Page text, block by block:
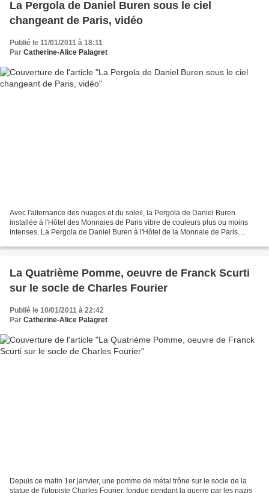
La Pergola de Daniel Buren sous le ciel
changeant de Paris, vidéo
Publié le 11/01/2011 à 18:11
Par Catherine-Alice Palagret
Avec l'alternance des nuages et du soleil, la Pergola de Daniel Buren
installée à l'Hôtel des Monnaies de Paris vibre de couleurs plus ou moins
intenses. La Pergola de Daniel Buren à l'Hôtel de la Monnaie de Paris
La Quatrième Pomme, oeuvre de Franck Scurti
sur le socle de Charles Fourier
Publié le 10/01/2011 à 22:42
Par Catherine-Alice Palagret
Depuis ce matin 1er janvier, une pomme de métal trône sur le socle de la
statue de l'utopiste Charles Fourier, fondue pendant la guerre par les nazis